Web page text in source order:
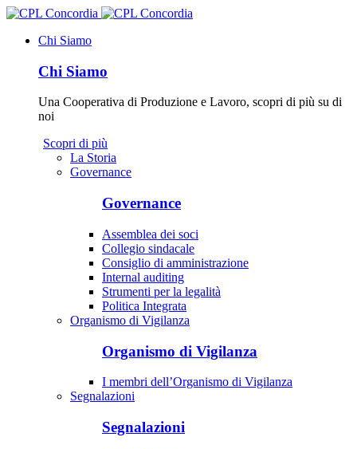
Chi Siamo
Chi Siamo
Una Cooperativa di Produzione e Lavoro, scopri di più su di
noi
Scopri di più
La Storia
Governance
Governance
Assemblea dei soci
Collegio sindacale
Consiglio di amministrazione
Internal auditing
Strumenti per la legalità
Politica Integrata
Organismo di Vigilanza
Organismo di Vigilanza
I membri dell’Organismo di Vigilanza
Segnalazioni
Segnalazioni